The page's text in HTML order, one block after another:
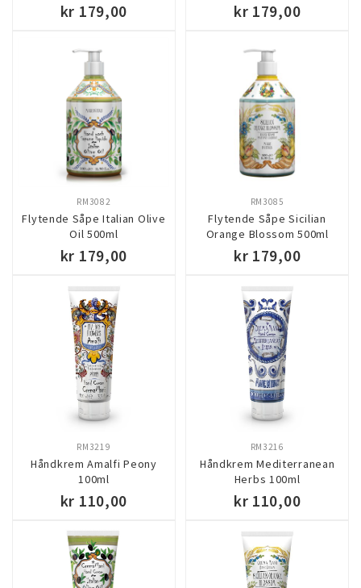
kr 179,00 kr 179,00
Flytende Såpe Italian Olive
Oil 500ml
RM3082
kr 179,00
Flytende Såpe Sicilian
Orange Blossom 500ml
RM3085
kr 179,00
Håndkrem Amalfi Peony
100ml
RM3219
kr 110,00
Håndkrem Mediterranean
Herbs 100ml
RM3216
kr 110,00